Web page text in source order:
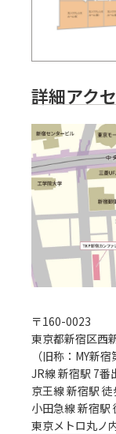
詳細アク
〒160-0023
東京都新宿区西
（旧称：MY新
JR線 新宿駅 7番
京王線 新宿駅
小田急線 新宿駅
東京メトロ丸ノ